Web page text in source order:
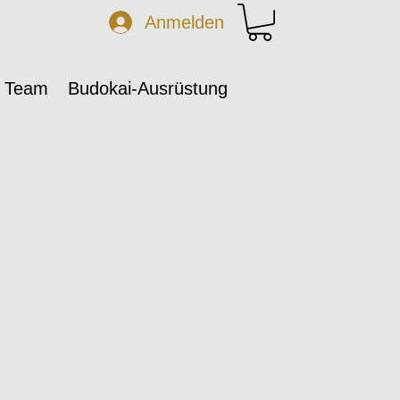
Anmelden
Budokai-Ausrüstung